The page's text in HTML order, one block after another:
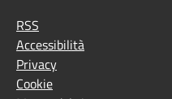
RSS
Accessibilità
Privacy
Cookie